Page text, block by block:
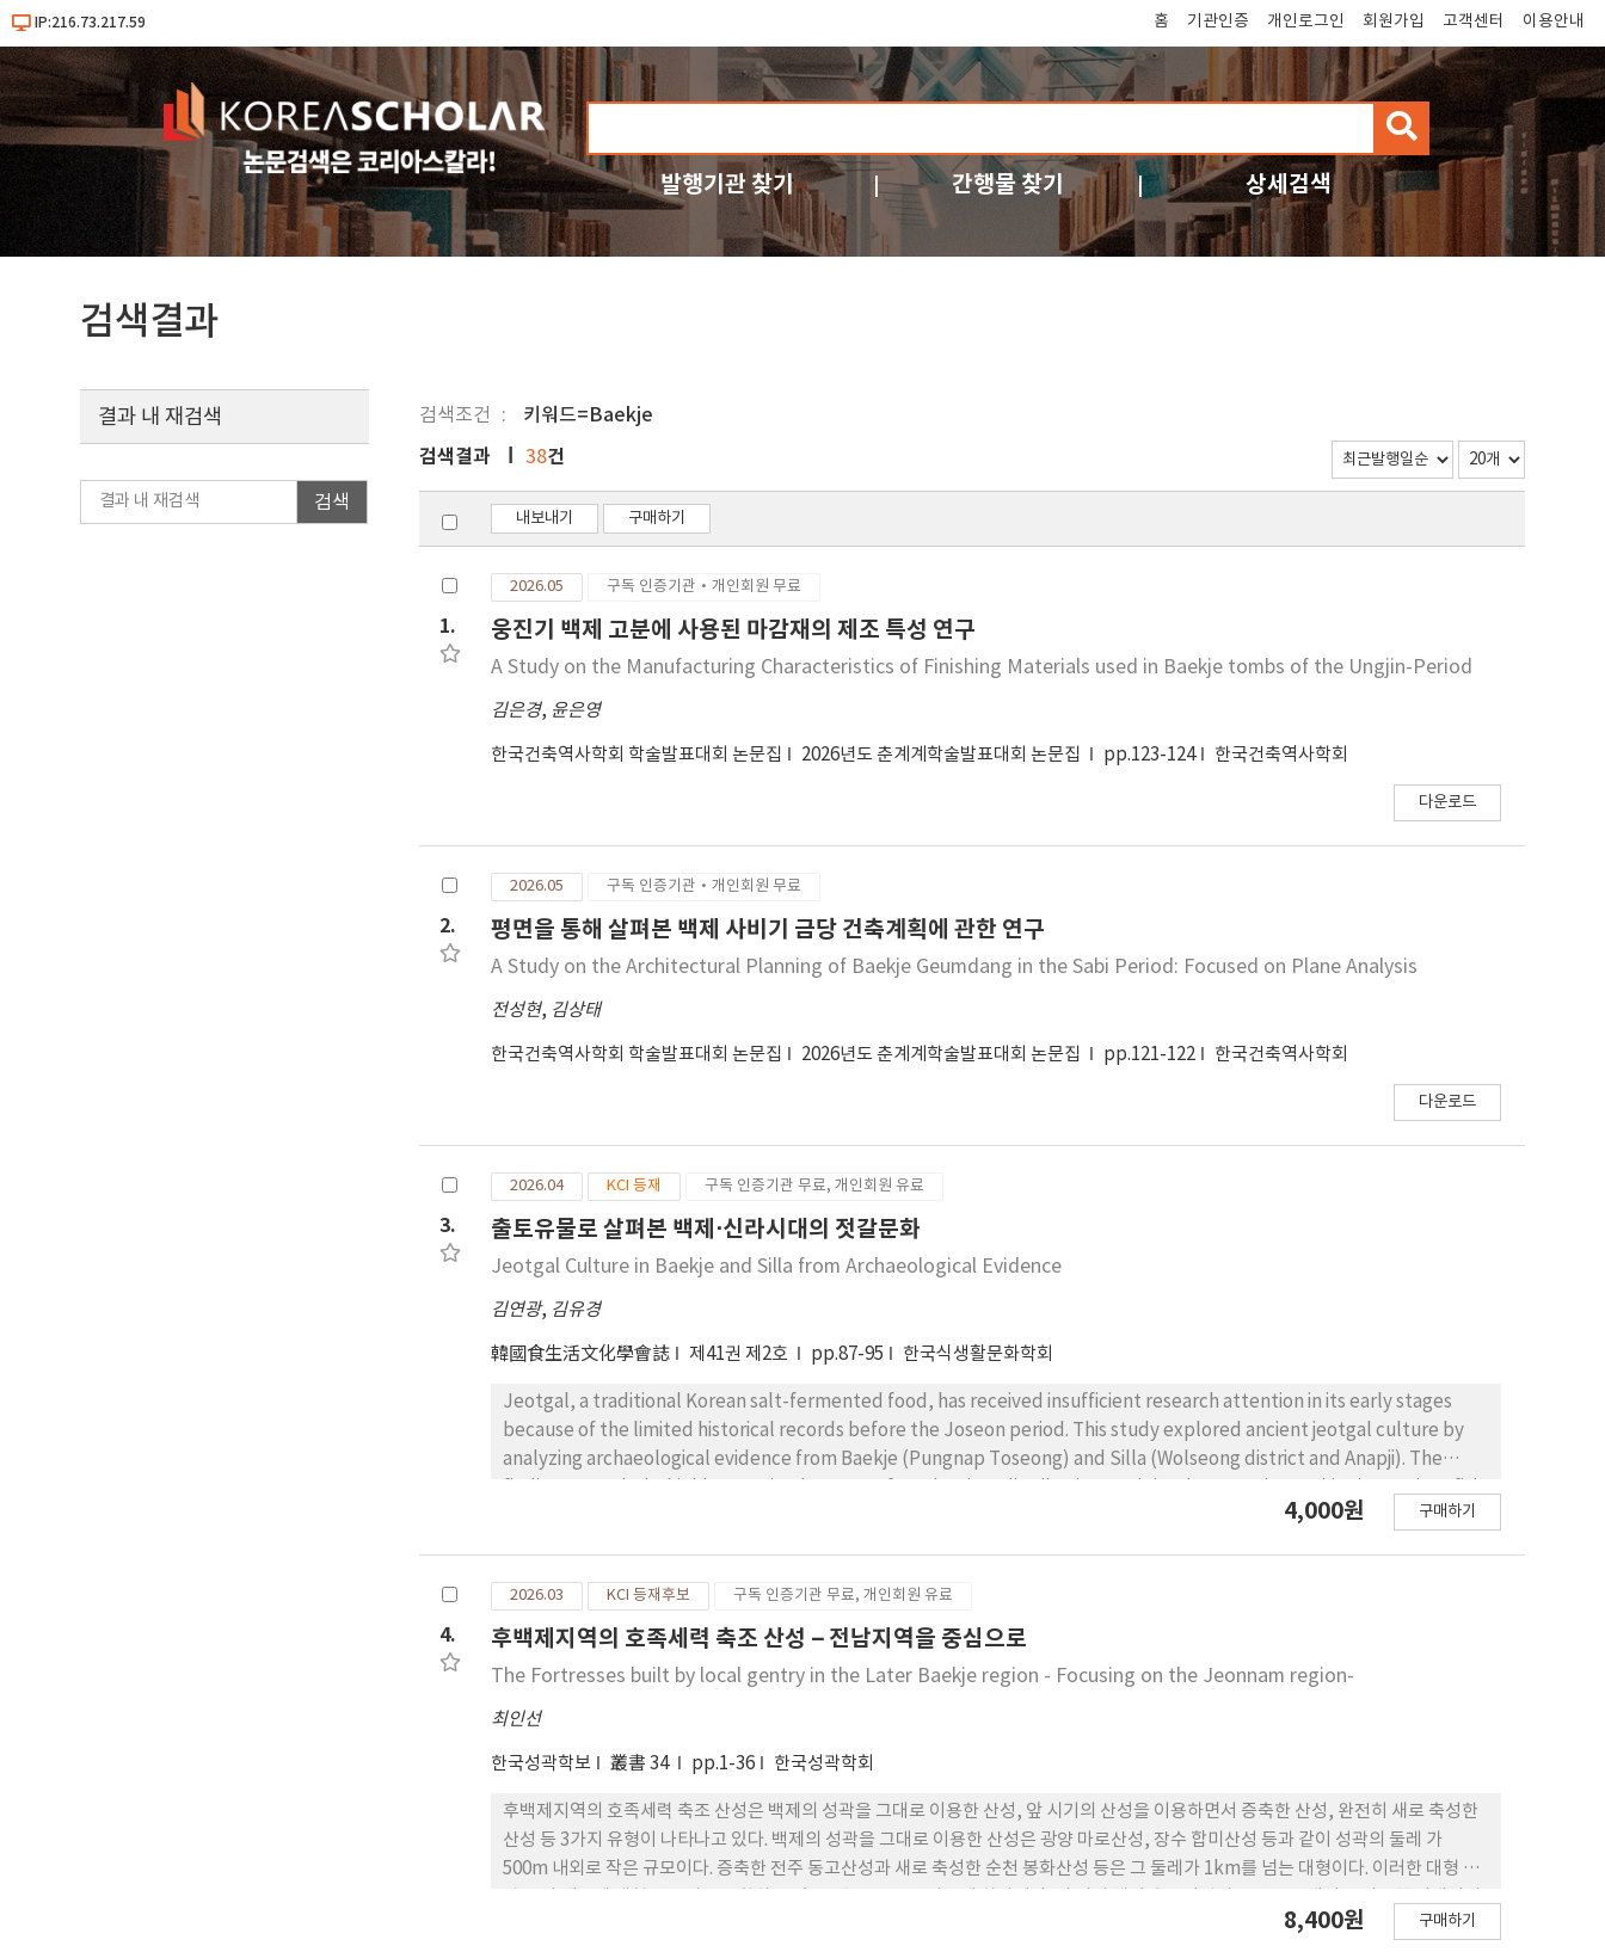
IP:216.73.217.59 홈 기관인증 개인로그인 회원가입 고객센터 이용안내
검
색
발행기관 찾기 간행물 찾기 상세검색
검색결과
검색조건 키워드=Baekje
결과 내 재검색
검색
검색결과 38건
내보내기 구매하기
1.
2026.05 구독 인증기관·개인회원 무료
웅진기 백제 고분에 사용된 마감재의 제조 특성 연구
A Study on the Manufacturing Characteristics of Finishing Materials used in Baekje tombs of the Ungjin-Period
김은경, 윤은영
한국건축역사학회 학술발표대회 논문집 2026년도 춘계계학술발표대회 논문집 pp.123-124 한국건축역사학회
다운로드
2.
2026.05 구독 인증기관·개인회원 무료
평면을 통해 살펴본 백제 사비기 금당 건축계획에 관한 연구
A Study on the Architectural Planning of Baekje Geumdang in the Sabi Period: Focused on Plane Analysis
전성현, 김상태
한국건축역사학회 학술발표대회 논문집 2026년도 춘계계학술발표대회 논문집 pp.121-122 한국건축역사학회
다운로드
3.
2026.04 KCI 등재 구독 인증기관 무료, 개인회원 유료
출토유물로 살펴본 백제⋅신라시대의 젓갈문화
Jeotgal Culture in Baekje and Silla from Archaeological Evidence
김연광, 김유경
韓國食生活文化學會誌 제41권 제2호 pp.87-95 한국식생활문화학회
Jeotgal, a traditional Korean salt-fermented food, has received insufficient research attention in its early stages
because of the limited historical records before the Joseon period. This study explored ancient jeotgal culture by
analyzing archaeological evidence from Baekje (Pungnap Toseong) and Silla (Wolseong district and Anapji). The
species were stored in large glazed vessels within underground royal facilities, suggesting large-scale,
史)’ used alongside ‘Hae (醢)’ identified jeotgal as a distinct food category, while the records of ‘Jusu-Josa (猪
水助史)’ indicated that liquid-type jeotgal had already emerged as an independent product. Furthermore, the
remains in royal tombs, and ritual sites suggest that jeotgal had a significant ceremonial function beyond daily
consumption. These results show that in ancient Korean society, jeotgal was strategically managed and integrated
4,000원 구매하기
4.
2026.03 KCI 등재후보 구독 인증기관 무료, 개인회원 유료
후백제지역의 호족세력 축조 산성 – 전남지역을 중심으로
The Fortresses built by local gentry in the Later Baekje region - Focusing on the Jeonnam region-
최인선
한국성곽학보 叢書 34 pp.1-36 한국성곽학회
후백제지역의 호족세력 축조 산성은 백제의 성곽을 그대로 이용한 산성, 앞 시기의 산성을 이용하면서 증축한 산성, 완전히 새로 축성한
산성 등 3가지 유형이 나타나고 있다. 백제의 성곽을 그대로 이용한 산성은 광양 마로산성, 장수 합미산성 등과 같이 성곽의 둘레 가
500m 내외로 작은 규모이다. 증축한 전주 동고산성과 새로 축성한 순천 봉화산성 등은 그 둘레가 1km를 넘는 대형이다. 이러한 대형 성
등장, 체성의 들여쌓기 방법, 잘 다듬은 성돌로 ‘品’자형 쌓기 등을 들 수 있으며, 그 밖에 편축식과 협축식의 축조·양 방법의 혼용법
8,400원 구매하기